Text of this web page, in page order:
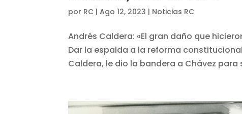
por RC |Ago 12, 2023 | Noticias RC
Andrés Caldera: «El gran daño que
Dar la espalda a la reforma
Caldera, le dio la bandera a Chávez